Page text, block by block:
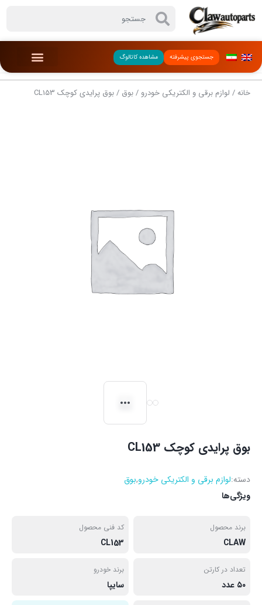
جستجوی پیشرفته مشاهده کاتالوگ
خانه/ لوازم برقی و الکتریکی خودرو /بوق / بوق پرایدی کوچک CL153
بوق پرایدی کوچک CL153
دسته:لوازم برقی و الکتریکی خودرو,بوق
ویژگی‌ها
برند محصول
CLAW
کد فنی محصول
CL153
تعداد در کارتن
۵۰ عدد
برند خودرو
سایپا